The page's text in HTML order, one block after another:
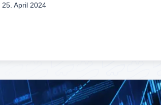
25. April 2024